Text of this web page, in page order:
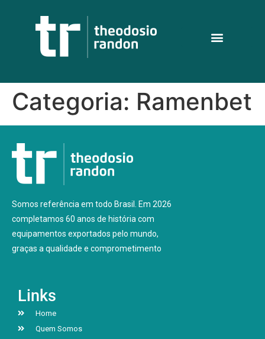
Categoria: Ramenbet
Somos referência em todo Brasil. Em 2026
completamos 60 anos de história com
equipamentos exportados pelo mundo,
graças a qualidade e comprometimento
Links
Home
Quem Somos